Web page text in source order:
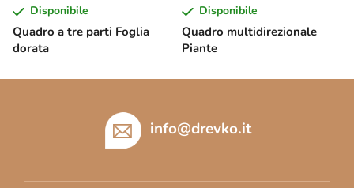
Quadro a tre parti Foglia
dorata
Disponibile
Quadro multidirezionale
Piante
Disponibile
info@drevko.it